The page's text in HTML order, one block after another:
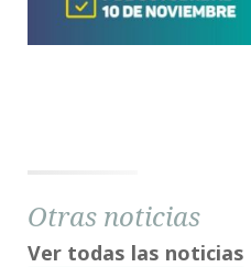
Otras noticias
Ver todas las noticias